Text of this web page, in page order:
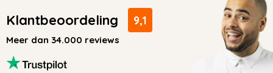
Klantbeoordeling 9,1
Meer dan 34.000 reviews